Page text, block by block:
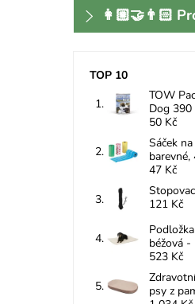
👩🏼‍🤝‍👨🏻
TOP 10
TOW
Dog 390
50 Kč
Sáček
barevné,
47 Kč
121 Kč
béžová
523 Kč
psy z